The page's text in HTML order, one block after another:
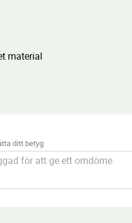
material
ditt betyg